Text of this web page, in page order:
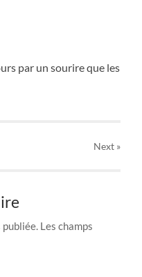
par un sourire que les
Next»
Les champs